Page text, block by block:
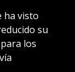
ha visto
su
los